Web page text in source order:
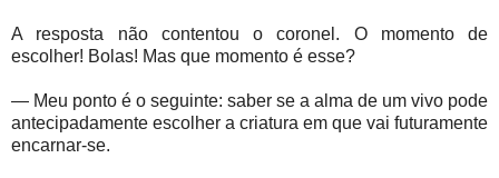
A resposta não contentou o coronel. O momento de
escolher! Bolas! Mas que momento é esse?
— Meu ponto é o seguinte: saber se a alma de um vivo pode
antecipadamente escolher a criatura em que vai futuramente
encarnar-se.